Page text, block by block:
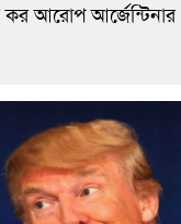
কর আরোপ আর্জেন্টিনার